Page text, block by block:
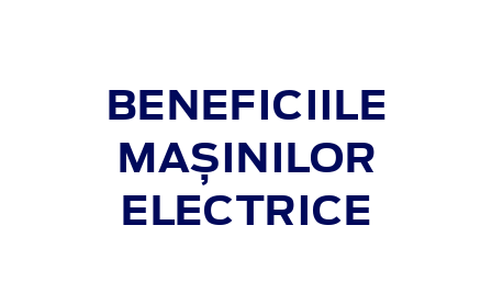
BENEFICIILE
MAȘINILOR
ELECTRICE